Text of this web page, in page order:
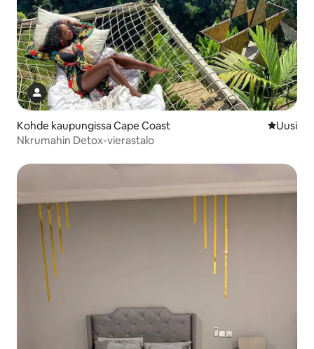
Kohde kaupungissa Cape Coast Uusi
Uusi
Nkrumahin Detox-vierastalo